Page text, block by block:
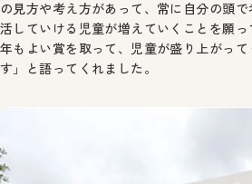
の見方や考え方があって、常に自分の頭
活していける児童が増えていくことを願
年もよい賞を取って、児童が盛り上がっ
す」と語ってくれました。